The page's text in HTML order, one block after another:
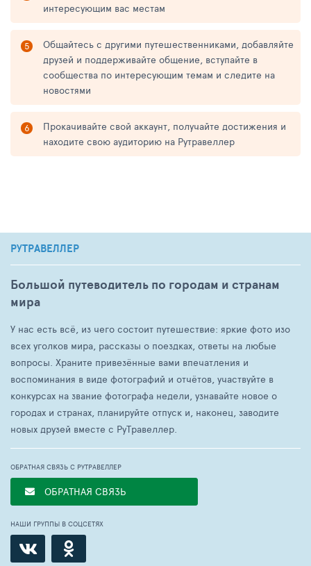
интересующим вас местам
Общайтесь с другими путешественниками, добавляйте
друзей и поддерживайте общение, вступайте в
сообщества по интересующим темам и следите на
новостями
Прокачивайте свой аккаунт, получайте достижения и
находите свою аудиторию на Рутравеллер
РУТРАВЕЛЛЕР
Большой путеводитель по городам и странам
мира
У нас есть всё, из чего состоит путешествие: яркие фото изо
всех уголков мира, рассказы о поездках, ответы на любые
вопросы. Храните привезённые вами впечатления и
воспоминания в виде фотографий и отчётов, участвуйте в
конкурсах на звание фотографа недели, узнавайте новое о
городах и странах, планируйте отпуск и, наконец, заводите
новых друзей вместе с РуТравеллер.
ОБРАТНАЯ СВЯЗЬ С РУТРАВЕЛЛЕР
ОБРАТНАЯ СВЯЗЬ
НАШИ ГРУППЫ В СОЦСЕТЯХ